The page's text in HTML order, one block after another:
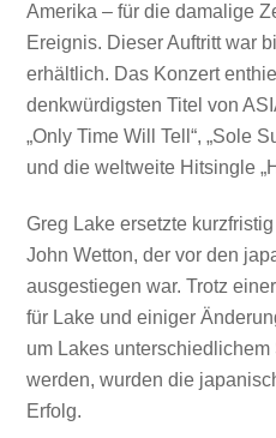
Amerika – für die damalige
Ereignis. Dieser Auftritt war
erhältlich. Das Konzert
denkwürdigsten Titel von
„Only Time Will Tell“, „Sole
und die weltweite Hitsingle
Greg Lake ersetzte
John Wetton, der vor den
ausgestiegen war. Trotz
für Lake und einiger
um Lakes
werden, wurden die
Erfolg.